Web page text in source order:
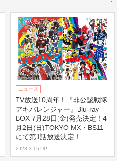
ニュース
TV放送10周年！『非公認戦隊
アキバレンジャー』Blu-ray
BOX 7月28日(金)発売決定！4
月2日(日)TOKYO MX・BS11
にて第1話放送決定！
2023.3.15 UP